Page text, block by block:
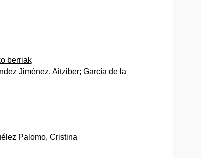
berriak
Jiménez, Aitziber; García de la
Palomo, Cristina